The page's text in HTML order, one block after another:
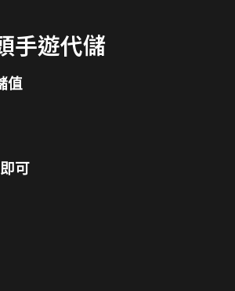
手遊代儲
值
可